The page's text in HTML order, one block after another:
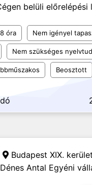
belüli előrelépési
óra Nem igényel
Nem szükséges
Beosztott
Budapest XIX.
Dénes Antal Egyéni